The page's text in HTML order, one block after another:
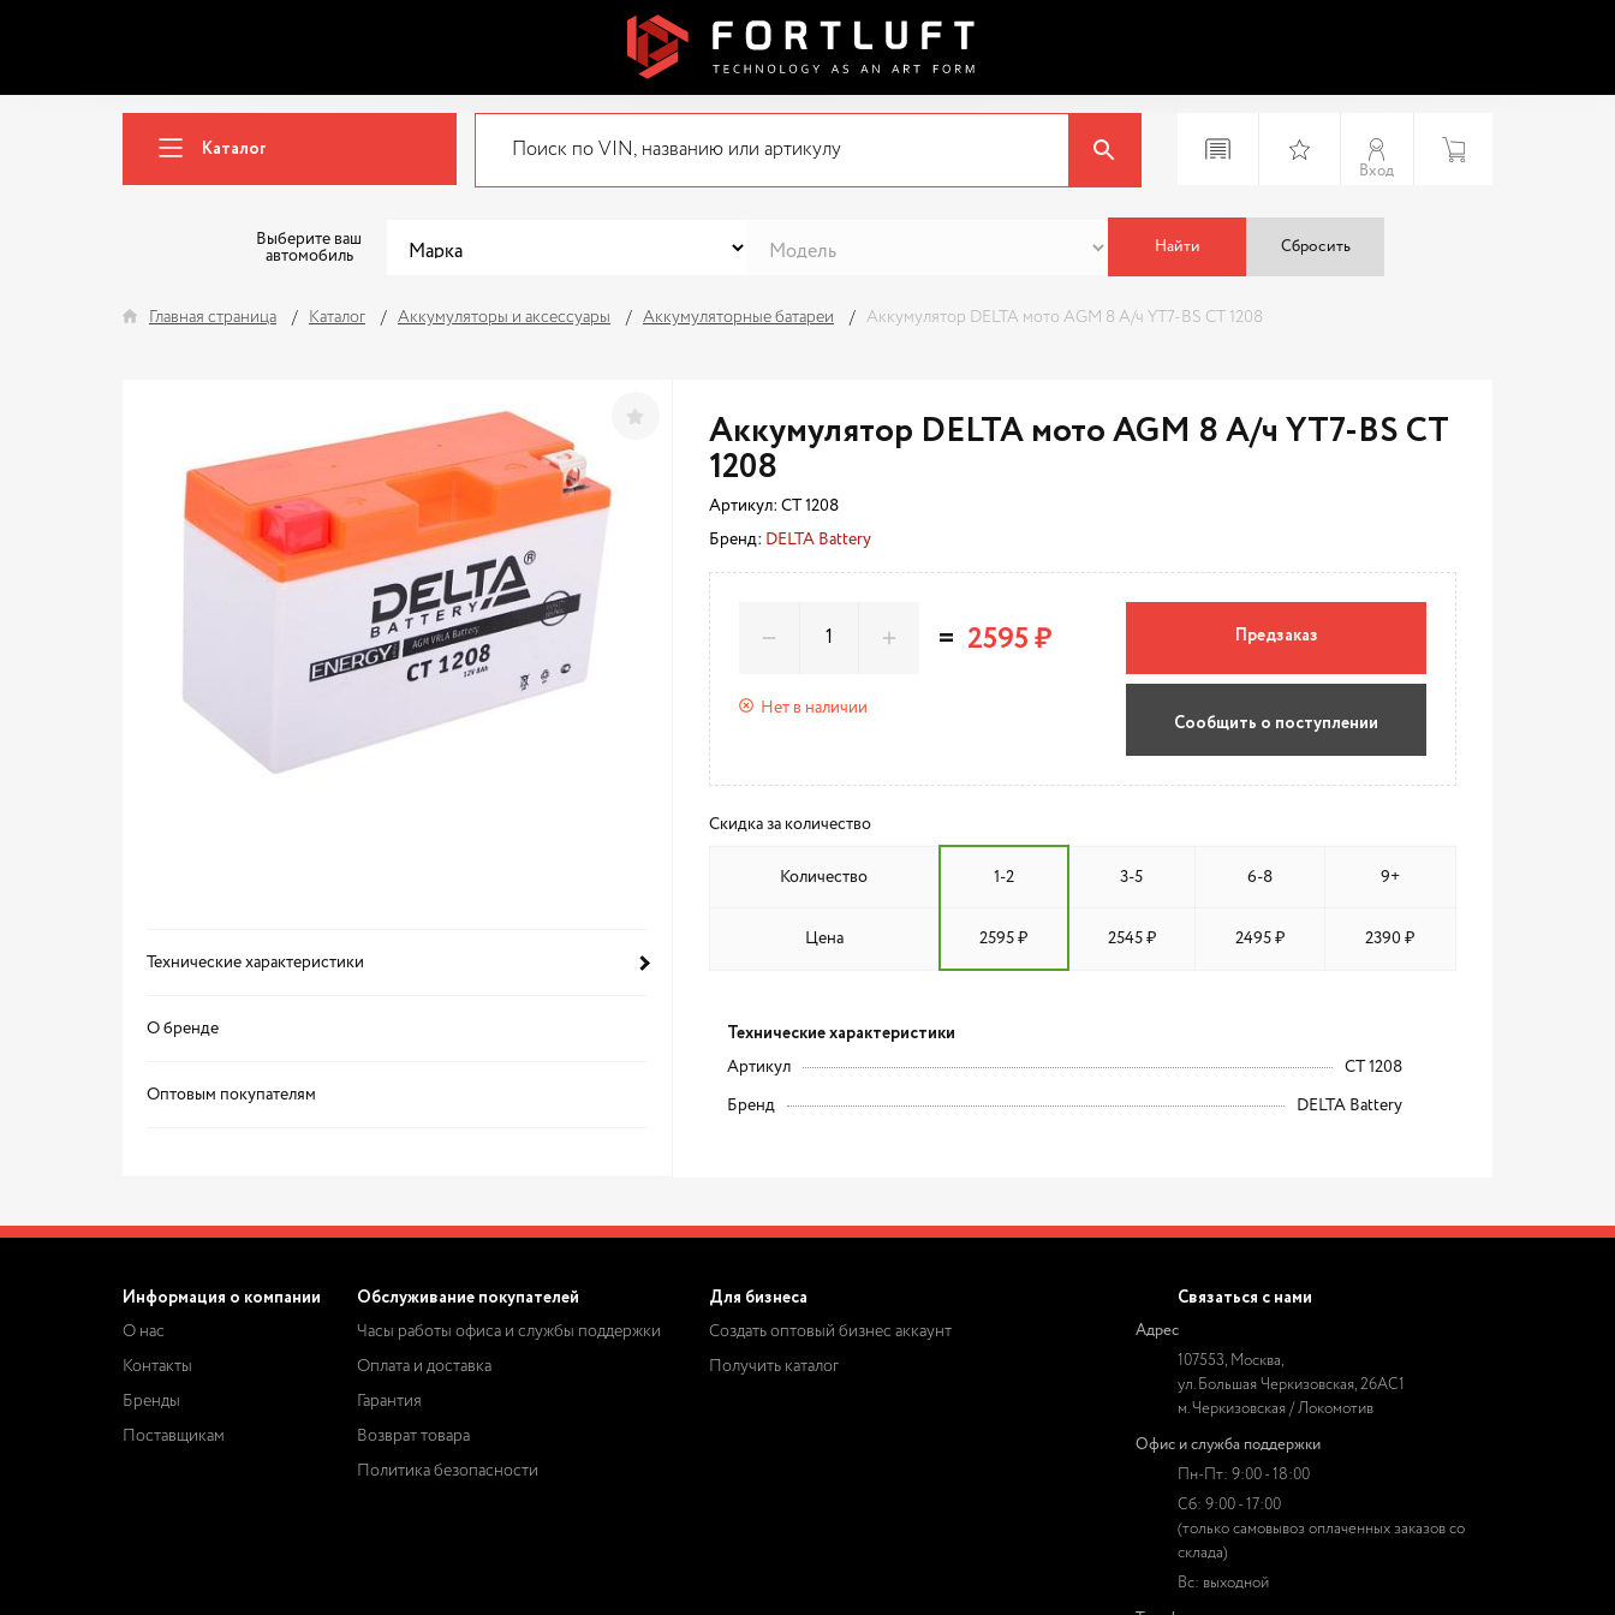
Каталог
Вход
Выберите ваш
автомобиль
Найти Сбросить
Главная страница Каталог Аккумуляторы и аксессуары Аккумуляторные батареи Аккумулятор DELTA мото AGM 8 А/ч YT7-BS CT 1208
Технические характеристики
О бренде
Оптовым покупателям
Аккумулятор DELTA мото AGM 8 А/ч YT7-BS CT
1208
Артикул: CT 1208
Бренд: DELTA Battery
Нет в наличии
= 2595 ₽ Предзаказ
Сообщить о поступлении
Скидка за количество
Количество 1-2 3-5 6-8 9+
Цена 2595 ₽ 2545 ₽ 2495 ₽ 2390 ₽
Технические характеристики
Артикул CT 1208
Бренд DELTA Battery
Информация о компании
О нас
Контакты
Бренды
Поставщикам
Обслуживание покупателей
Часы работы офиса и службы поддержки
Оплата и доставка
Гарантия
Возврат товара
Политика безопасности
Для бизнеса
Создать оптовый бизнес аккаунт
Получить каталог
Связаться с нами
Адрес
107553, Москва,
ул. Большая Черкизовская, 26АС1
м. Черкизовская / Локомотив
Офис и служба поддержки
Пн-Пт: 9:00 - 18:00
Сб: 9:00 - 17:00
(только самовывоз оплаченных заказов со
склада)
Вс: выходной